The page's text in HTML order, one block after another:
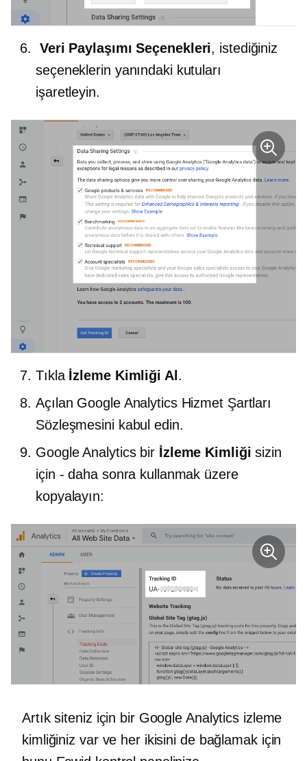
Veri Paylaşımı Seçenekleri, istediğiniz
seçeneklerin yanındaki kutuları
işaretleyin.
Tıkla İzleme Kimliği Al.
Açılan Google Analytics Hizmet Şartları
Sözleşmesini kabul edin.
Google Analytics bir İzleme Kimliği sizin
için - daha sonra kullanmak üzere
kopyalayın:
Artık siteniz için bir Google Analytics izleme
kimliğiniz var ve her ikisini de bağlamak için